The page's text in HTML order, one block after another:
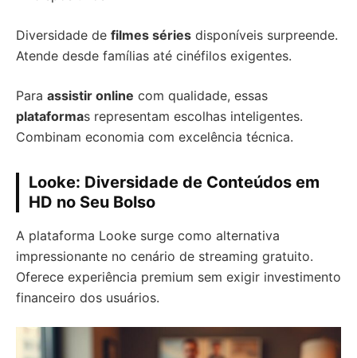
Diversidade de filmes séries disponíveis surpreende.
Atende desde famílias até cinéfilos exigentes.
Para assistir online com qualidade, essas
plataformas representam escolhas inteligentes.
Combinam economia com excelência técnica.
Looke: Diversidade de Conteúdos em
HD no Seu Bolso
A plataforma Looke surge como alternativa
impressionante no cenário de streaming gratuito.
Oferece experiência premium sem exigir investimento
financeiro dos usuários.